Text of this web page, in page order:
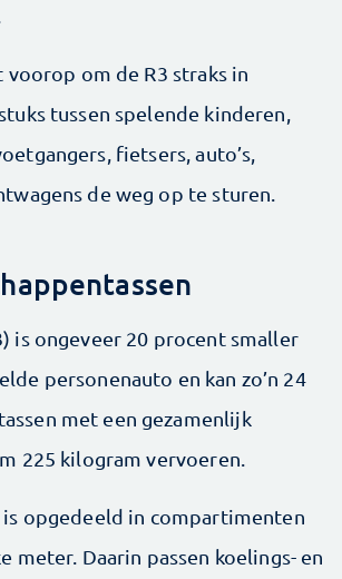
om de R3 straks in
tussen spelende kinderen,
fietsers, auto’s,
de weg op te sturen.
is ongeveer 20 procent smaller
personenauto en kan zo’n 24
met een gezamenlijk
225 kilogram vervoeren.
opgedeeld in compartimenten
meter. Daarin passen koelings- en